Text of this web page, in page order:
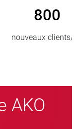
500 000
unités vendues
AKO